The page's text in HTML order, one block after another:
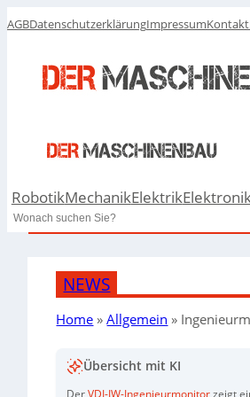
AGBDatenschutzerklärungImpressumKontakt
RobotikMechanikElektrik
Search
NEWS
Home »Allgemein »
Übersicht mit KI
DerVDI-IW-Ingenieurmonitorzeigt